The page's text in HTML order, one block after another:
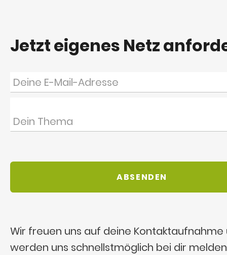
Jetzt eigenes Netz
Wir freuen uns auf deine Kontaktaufnahme
werden uns schnellstmöglich bei dir